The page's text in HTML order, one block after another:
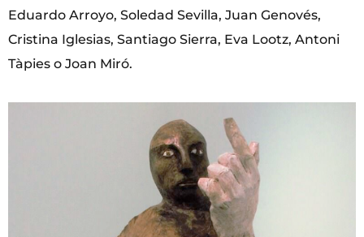
Eduardo Arroyo, Soledad Sevilla, Juan Genovés,
Cristina Iglesias, Santiago Sierra, Eva Lootz, Antoni
Tàpies o Joan Miró.